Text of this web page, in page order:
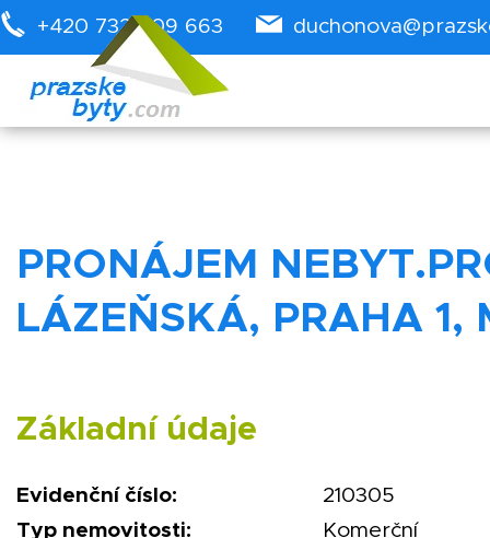
+420 732 909 663
PRONÁJEM
LÁZEŇSKÁ, PRAHA 1,
Základní údaje
Evidenční číslo:
210305
Typ nemovitosti:
Komerční